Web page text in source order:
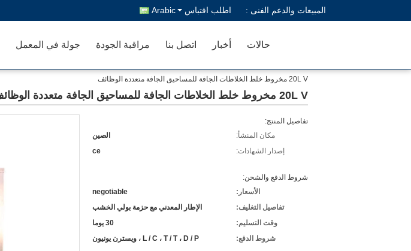
المبيعات والدعم الفنى : اطلب اقتباس Arabic
جولة في المعمل مراقبة الجودة اتصل بنا أخبار حالات
20L V مخروط خلط الخلاطات الجافة للمساحيق الجافة متعددة الوظائف
20L V مخروط خلط الخلاطات الجافة للمساحيق الجافة متعددة الوظائف
تفاصيل المنتج:
مكان المنشأ:
الصين
إصدار الشهادات:
ce
شروط الدفع والشحن:
الأسعار:
negotiable
تفاصيل التغليف:
الإطار المعدني مع حزمة بولي الخشب
وقت التسليم:
30 يوما
شروط الدفع:
L / C ، T / T ، D / P ، ويسترن يونيون